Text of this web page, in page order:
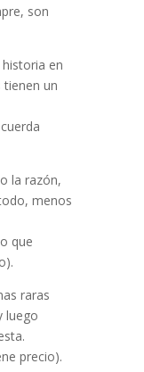
son
en
tienen un
la razón,
menos
que
raras
luego
precio).